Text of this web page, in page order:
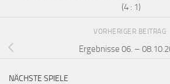
(4 : 1)
VORHERIGER BEITRAG
Ergebnisse 06. –
NÄCHSTE SPIELE